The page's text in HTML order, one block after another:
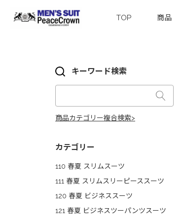
TOP 商品
キーワード検索
商品カテゴリー複合検索>
カテゴリー
110 春夏 スリムスーツ
111 春夏 スリムスリーピーススーツ
120 春夏 ビジネススーツ
121 春夏 ビジネスツーパンツスーツ